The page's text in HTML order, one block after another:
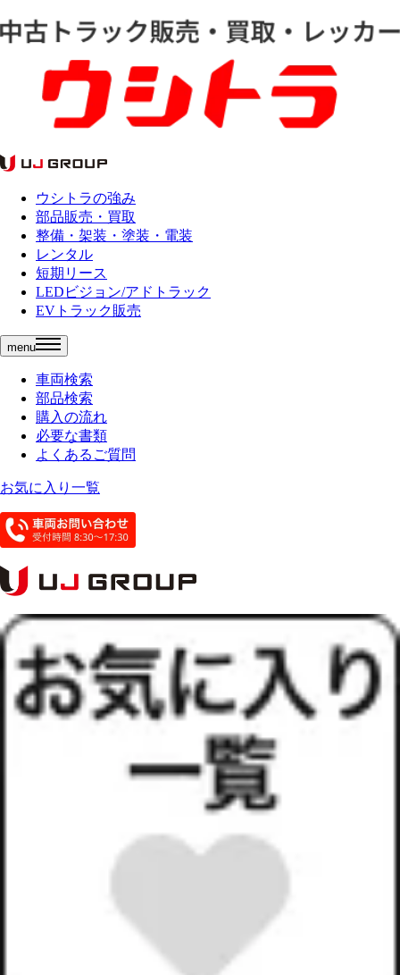
ウシトラの強み
部品販売・買取
整備・架装・塗装・電装
レンタル
短期リース
LEDビジョン/アドトラック
EVトラック販売
menu
車両検索
部品検索
購入の流れ
必要な書類
よくあるご質問
お気に入り一覧